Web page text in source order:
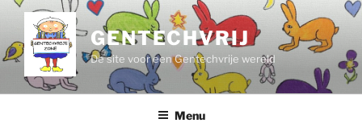
de
inhoud
GENTECHVRIJ
De site voor een Gentechvrije wereld
Menu